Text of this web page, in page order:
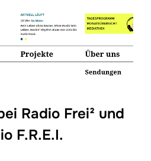
Radio Frei² und
F.R.E.I.